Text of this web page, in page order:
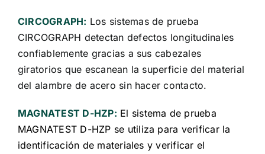
CIRCOGRAPH: Los sistemas de prueba
CIRCOGRAPH detectan defectos longitudinales
confiablemente gracias a sus cabezales
giratorios que escanean la superficie del material
del alambre de acero sin hacer contacto.
MAGNATEST D-HZP: El sistema de prueba
MAGNATEST D-HZP se utiliza para verificar la
identificación de materiales y verificar el